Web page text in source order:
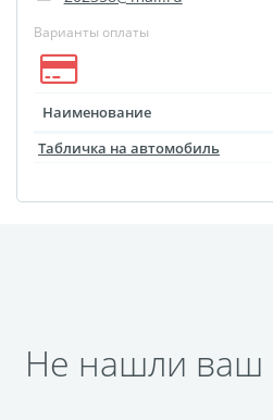
Варианты оплаты
Наименование
Табличка на автомобиль
Не нашли ваш